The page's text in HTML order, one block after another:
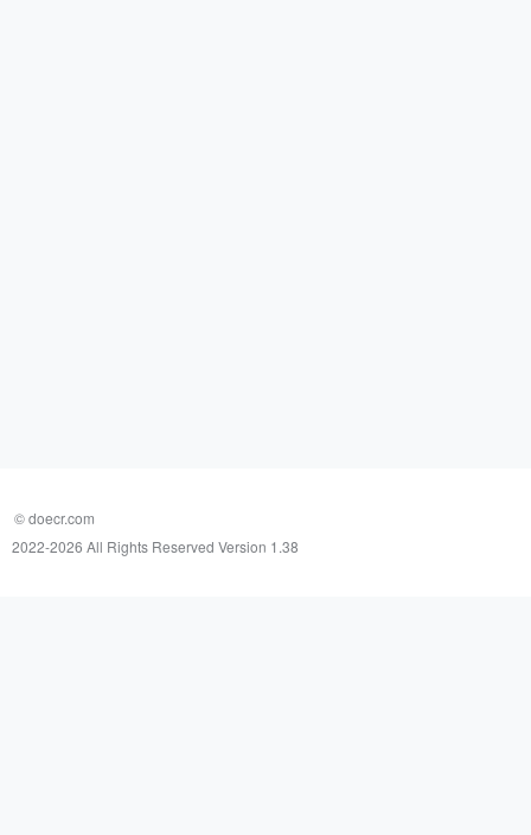
© doecr.com
2022-2026 All Rights Reserved Version 1.38